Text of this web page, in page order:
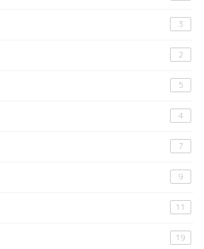
3
2
5
4
7
9
11
19